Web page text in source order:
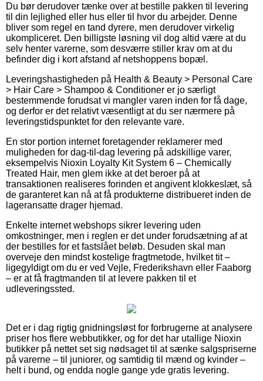
Du bør derudover tænke over at bestille pakken til levering
til din lejlighed eller hus eller til hvor du arbejder. Denne
bliver som regel en tand dyrere, men derudover virkelig
ukompliceret. Den billigste løsning vil dog altid være at du
selv henter varerne, som desværre stiller krav om at du
befinder dig i kort afstand af netshoppens bopæl.
Leveringshastigheden på Health & Beauty > Personal Care
> Hair Care > Shampoo & Conditioner er jo særligt
bestemmende forudsat vi mangler varen inden for få dage,
og derfor er det relativt væsentligt at du ser nærmere på
leveringstidspunktet for den relevante vare.
En stor portion internet foretagender reklamerer med
muligheden for dag-til-dag levering på adskillige varer,
eksempelvis Nioxin Loyalty Kit System 6 – Chemically
Treated Hair, men glem ikke at det beroer på at
transaktionen realiseres forinden et angivent klokkeslæt, så
de garanteret kan nå at få produkterne distribueret inden de
lageransatte drager hjemad.
Enkelte internet webshops sikrer levering uden
omkostninger, men i reglen er det under forudsætning af at
der bestilles for et fastslået beløb. Desuden skal man
overveje den mindst kostelige fragtmetode, hvilket tit –
ligegyldigt om du er ved Vejle, Frederikshavn eller Faaborg
– er at få fragtmanden til at levere pakken til et
udleveringssted.
Det er i dag rigtig gnidningsløst for forbrugerne at analysere
priser hos flere webbutikker, og for det har utallige Nioxin
butikker på nettet set sig nødsaget til at sænke salgspriserne
på varerne – til juniorer, og samtidig til mænd og kvinder –
helt i bund, og endda nogle gange yde gratis levering.